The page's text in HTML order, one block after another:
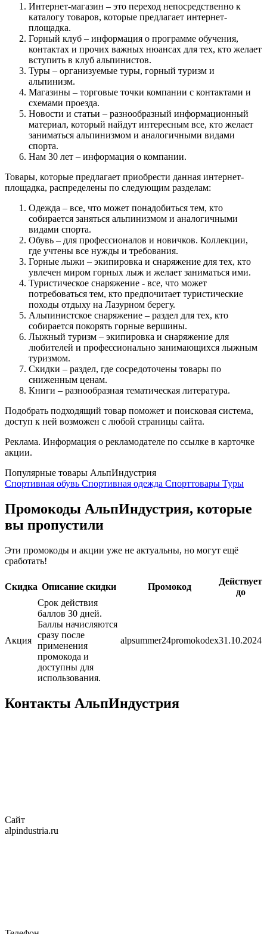
Интернет-магазин – это переход непосредственно к
каталогу товаров, которые предлагает интернет-
площадка.
Горный клуб – информация о программе обучения,
контактах и прочих важных нюансах для тех, кто желает
вступить в клуб альпинистов.
Туры – организуемые туры, горный туризм и
альпинизм.
Магазины – торговые точки компании с контактами и
схемами проезда.
Новости и статьи – разнообразный информационный
материал, который найдут интересным все, кто желает
заниматься альпинизмом и аналогичными видами
спорта.
Нам 30 лет – информация о компании.
Товары, которые предлагает приобрести данная интернет-
площадка, распределены по следующим разделам:
Одежда – все, что может понадобиться тем, кто
собирается заняться альпинизмом и аналогичными
видами спорта.
Обувь – для профессионалов и новичков. Коллекции,
где учтены все нужды и требования.
Горные лыжи – экипировка и снаряжение для тех, кто
увлечен миром горных лыж и желает заниматься ими.
Туристическое снаряжение - все, что может
потребоваться тем, кто предпочитает туристические
походы отдыху на Лазурном берегу.
Альпинистское снаряжение – раздел для тех, кто
собирается покорять горные вершины.
Лыжный туризм – экипировка и снаряжение для
любителей и профессионально занимающихся лыжным
туризмом.
Скидки – раздел, где сосредоточены товары по
сниженным ценам.
Книги – разнообразная тематическая литература.
Подобрать подходящий товар поможет и поисковая система,
доступ к ней возможен с любой страницы сайта.
Реклама. Информация о рекламодателе по ссылке в карточке
акции.
Популярные товары АльпИндустрия
Спортивная обувь Спортивная одежда Спорттовары Туры
Промокоды АльпИндустрия, которые
вы пропустили
Эти промокоды и акции уже не актуальны, но могут ещё
сработать!
Скидка Описание скидки Промокод
Действует
до
Акция
Срок действия
баллов 30 дней.
Баллы начисляются
сразу после
применения
промокода и
доступны для
использования.
alpsummer24promokodex31.10.2024
Контакты АльпИндустрия
Сайт
alpindustria.ru